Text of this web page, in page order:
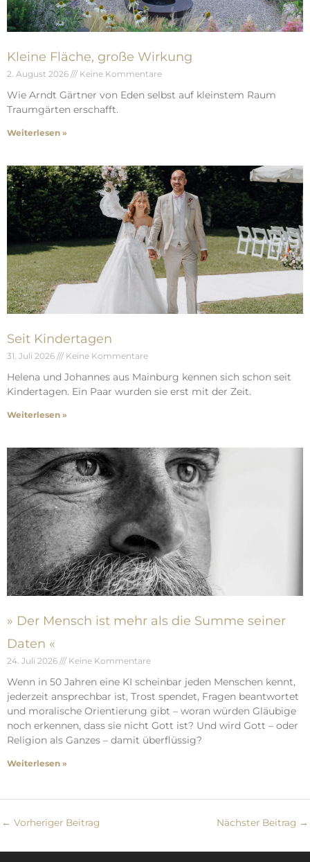
Kleine Fläche, große Wirkung
2. August 2026 Keine Kommentare
Wie Arndt Gärtner von Eden selbst auf kleinstem Raum
Traumgärten erschafft.
Weiterlesen »
Seit Kindertagen
31. Juli 2026 Keine Kommentare
Helena und Johannes aus Mainburg kennen sich schon seit
Kindertagen. Ein Paar wurden sie erst mit der Zeit.
Weiterlesen »
» Der Mensch ist mehr als die Summe seiner
Daten «
24. Juli 2026 Keine Kommentare
Wenn in 50 Jahren eine KI scheinbar jeden Menschen kennt,
jederzeit ansprechbar ist, Trost spendet, Fragen beantwortet
und moralische Orientierung gibt – woran würden Gläubige
noch erkennen, dass sie nicht Gott ist? Und wird Gott – oder
Religion als Ganzes – damit überflüssig?
Weiterlesen »
← Vorheriger Beitrag Nächster Beitrag →